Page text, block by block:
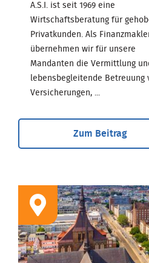
A.S.I. ist seit 1969 eine
Wirtschaftsberatung für
Privatkunden. Als
übernehmen wir für unsere
Mandanten die Vermittlung
lebensbegleitende Betreuung
Versicherungen, ...
Zum Beitrag